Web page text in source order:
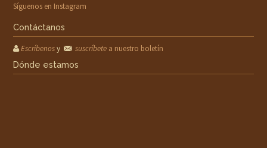
Síguenos en Instagram
Contáctanos
Escríbenosy suscríbetea nuestro boletín
Dónde estamos